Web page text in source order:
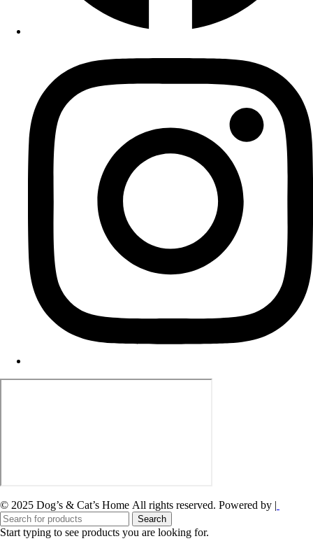
© 2025 Dog’s & Cat’s Home All rights reserved. Powered by |
Search
Start typing to see products you are looking for.